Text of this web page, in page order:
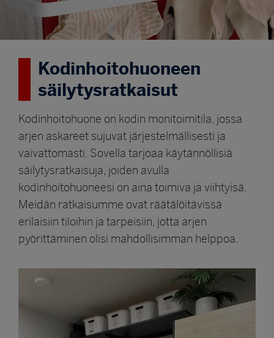
Kodinhoitohuoneen
säilytysratkaisut
Kodinhoitohuone on kodin monitoimitila, jossa
arjen askareet sujuvat järjestelmällisesti ja
vaivattomasti. Sovella tarjoaa käytännöllisiä
säilytysratkaisuja, joiden avulla
kodinhoitohuoneesi on aina toimiva ja viihtyisä.
Meidän ratkaisumme ovat räätälöitävissä
erilaisiin tiloihin ja tarpeisiin, jotta arjen
pyörittäminen olisi mahdollisimman helppoa.